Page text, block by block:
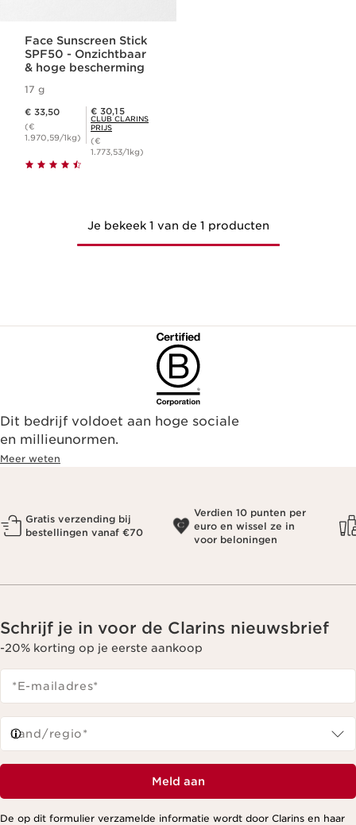
Face Sunscreen Stick
SPF50 - Onzichtbaar
& hoge bescherming
17 g
€ 33,50
(€
1.970,59/1kg)
Club Clarins Prijs € 30,15
€ 30,15
CLUB CLARINS
PRIJS
(€
1.773,53/1kg)
Je bekeek 1 van de 1 producten
Dit bedrijf voldoet aan hoge sociale
en millieunormen.
Meer weten
Gratis verzending bij
bestellingen vanaf €70
Verdien 10 punten per
euro en wissel ze in
voor beloningen
Schrijf je in voor de Clarins nieuwsbrief
-20% korting op je eerste aankoop
*E-mailadres*
Land/regio*
Meld aan
De op dit formulier verzamelde informatie wordt door Clarins en haar